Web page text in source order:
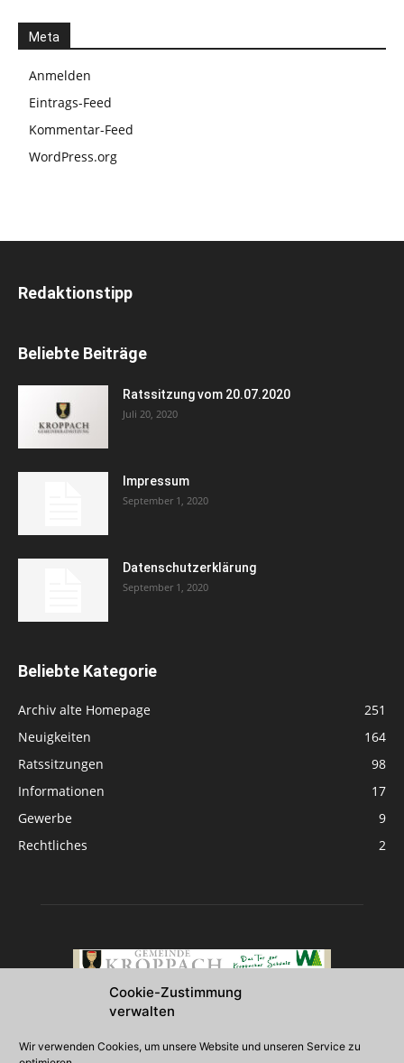
Cookie-Zustimmung
verwalten
Wir verwenden Cookies, um unsere Website und unseren Service zu
Meta
Anmelden
Eintrags-Feed
Kommentar-Feed
WordPress.org
Redaktionstipp
Beliebte Beiträge
Ratssitzung vom 20.07.2020
Juli 20, 2020
Impressum
September 1, 2020
Datenschutzerklärung
September 1, 2020
Beliebte Kategorie
Archiv alte Homepage
251
Neuigkeiten
164
Ratssitzungen
98
Informationen
17
Gewerbe
9
Rechtliches
2